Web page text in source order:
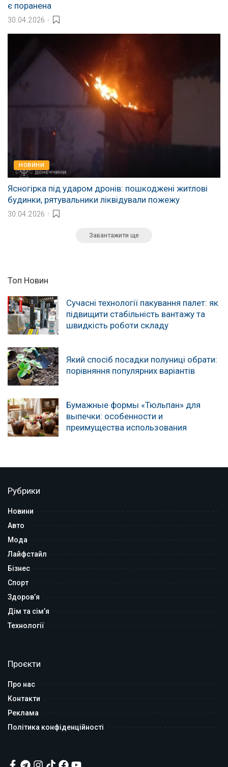
є поранена
30.04.2026
НОВИНИ
Ясногірка під ударом дронів: пошкоджені житлові
будинки, рятувальники ліквідували пожежу
30.04.2026
Завантажити ще
Топ Новин
Сучасні технології пакування палет: як
підвищити стабільність вантажу та
швидкість роботи складу
Який спосіб посадки полуниці обрати:
порівняння популярних варіантів
Бумажные формы «Тюльпан» для
выпечки: особенности и
преимущества использования
Рубрики
Новини
Авто
Мода
Лайфстайл
Бізнес
Спорт
Здоров’я
Дім та сім’я
Технології
Проєкти
Про нас
Контакти
Реклама
Політика конфіденційності